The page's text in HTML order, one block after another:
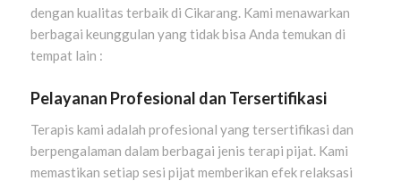
dengan kualitas terbaik di Cikarang. Kami menawarkan
berbagai keunggulan yang tidak bisa Anda temukan di
tempat lain :
Pelayanan Profesional dan Tersertifikasi
Terapis kami adalah profesional yang tersertifikasi dan
berpengalaman dalam berbagai jenis terapi pijat. Kami
memastikan setiap sesi pijat memberikan efek relaksasi